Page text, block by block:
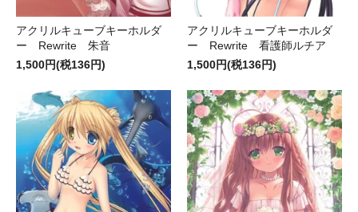
アクリルキューブキーホルダ
ー Rewrite 朱音
1,500円(税136円)
アクリルキューブキーホルダ
ー Rewrite 看護師ルチア
1,500円(税136円)